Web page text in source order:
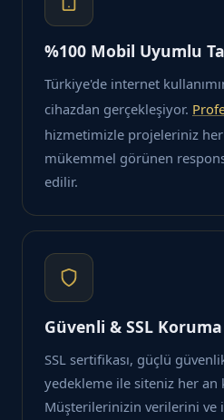
%100 Mobil Uyumlu
Türkiye'de internet
cihazdan gerçekleşiyor.
hizmetimizle projeleriniz
mükemmel görünen
edilir.
Güvenli & SSL Koruma
SSL sertifikası, güçlü
yedekleme ile siteniz her an
Müşterilerinizin verilerini ve